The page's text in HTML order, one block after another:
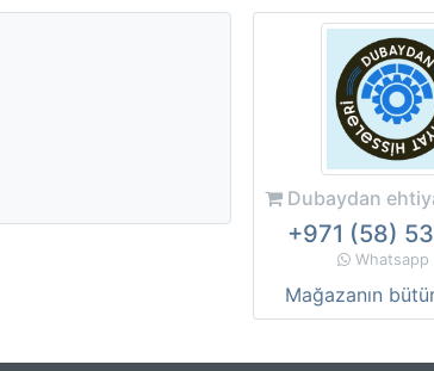
Dubaydan
+971 (58)
Whatsapp
Mağazanın